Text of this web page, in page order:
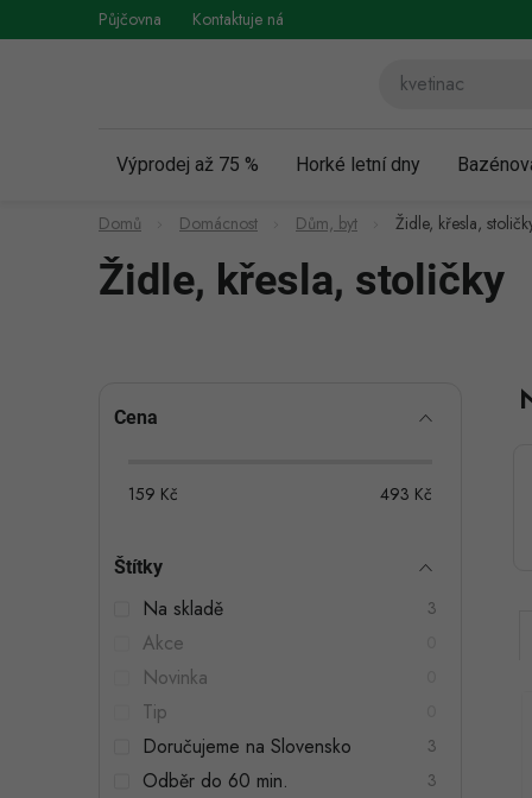
na
Půjčovna Kontaktuje nás
Výprodej až 75 % Horké letní dny
Domů Domácnost Dům, byt Židle, křesla,
Židle, křesla, stoličky
PCena
159 Kč 493 Kč
Štítky
Na skladě 3
Akce
Novinka
Tip
Doručujeme na Slovensko 3
Odběr do 60 min. 3